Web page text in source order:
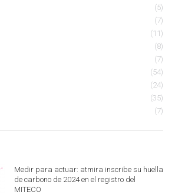
(5)
(7)
(11)
(8)
(7)
(54)
(24)
(35)
(7)
Medir para actuar: atmira inscribe su huella
de carbono de 2024 en el registro del
MITECO